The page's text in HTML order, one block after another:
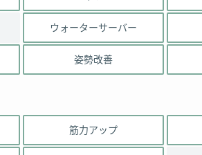
ウォーターサーバー
姿勢改善
筋力アップ